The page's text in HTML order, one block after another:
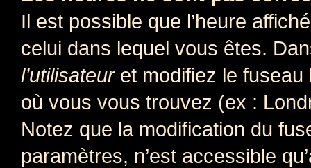
Il est possible que l’heure
celui dans lequel vous êtes.
l’utilisateuret modifiez le fuseau
où vous vous trouvez (ex :
Notez que la modification du
paramètres, n’est accessible